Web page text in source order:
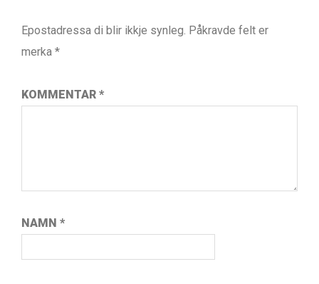
Epostadressa di blir ikkje synleg. Påkravde felt er
merka *
KOMMENTAR *
NAMN *